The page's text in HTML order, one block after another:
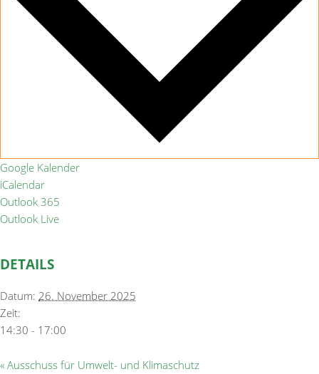
Google Kalender
iCalendar
Outlook 365
Outlook Live
DETAILS
Datum: 26. November 2025
Zeit:
14:30 - 17:00
« Ausschuss für Umwelt- und Klimaschutz